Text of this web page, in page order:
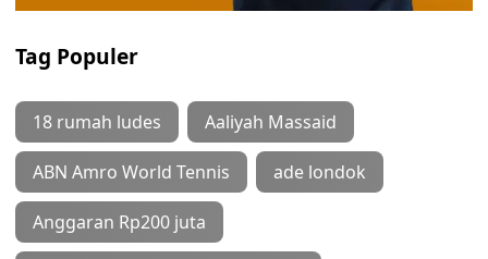
Tag Populer
18 rumah ludes Aaliyah Massaid
ABN Amro World Tennis ade londok
Anggaran Rp200 juta